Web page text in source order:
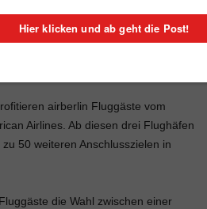
am Lake Michigan geht es
vom 1. Oktober bis 13. Dezember
airberlin Fluggäste vom
Airlines. Ab diesen drei Flughäfen
50 weiteren Anschlusszielen in
die Wahl zwischen einer